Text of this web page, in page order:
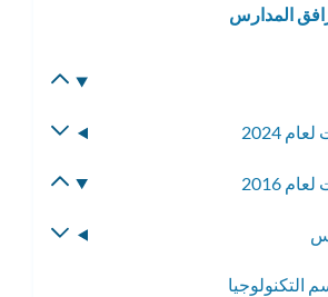
المدارس
2024
2016
التكنولوجيا